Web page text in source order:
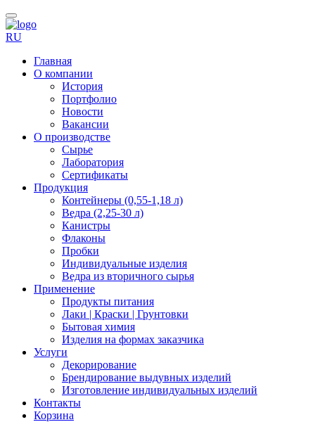
RU
Главная
О компании
История
Портфолио
Новости
Вакансии
О производстве
Сырье
Лаборатория
Сертификаты
Продукция
Контейнеры (0,55-1,18 л)
Ведра (2,25-30 л)
Канистры
Флаконы
Пробки
Индивидуальные изделия
Ведра из вторичного сырья
Применение
Продукты питания
Лаки | Краски | Грунтовки
Бытовая химия
Изделия на формах заказчика
Услуги
Декорирование
Брендирование выдувных изделий
Изготовление индивидуальных изделий
Контакты
Корзина